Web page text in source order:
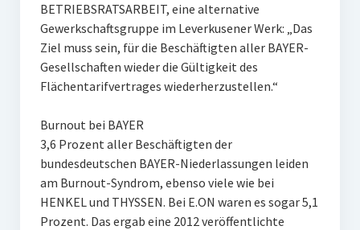
BETRIEBSRATSARBEIT, eine alternative
Gewerkschaftsgruppe im Leverkusener Werk: „Das
Ziel muss sein, für die Beschäftigten aller BAYER-
Gesellschaften wieder die Gültigkeit des
Flächentarifvertrages wiederherzustellen.“
Burnout bei BAYER
3,6 Prozent aller Beschäftigten der
bundesdeutschen BAYER-Niederlassungen leiden
am Burnout-Syndrom, ebenso viele wie bei
HENKEL und THYSSEN. Bei E.ON waren es sogar 5,1
Prozent. Das ergab eine 2012 veröffentlichte